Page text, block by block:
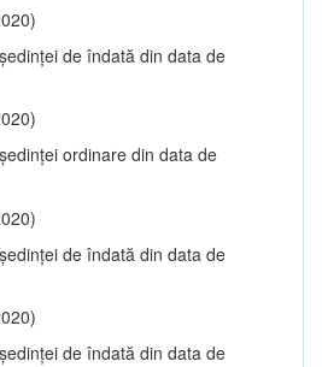
de îndată din data de
ordinare din data de
de îndată din data de
de îndată din data de